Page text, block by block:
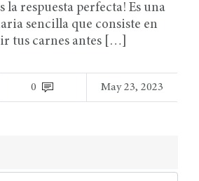
la respuesta perfecta! Es una
sencilla que consiste en
tus carnes antes […]
0 May 23, 2023